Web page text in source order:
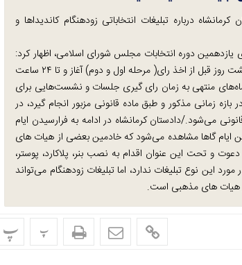
درباره تبلیغات انتخاباتی زودهنگام کاندیداها و
دوره انتخابات مجلس شورای اسلامی، اظهار کرد:
طبق ماده ۵۶ قانون انتخابات فعالیت تبلیغات انتخاباتی نامزدهای نمایندگی هشت روز قبل از اخذ رای( مرحله اول و دوم) آغاز و تا ۲۴ ساعت
منتهی به زمان رای گیری جلسات و نشست‌هایی برای
زمانی مذکور و طبق ماده قانونی مزبور انجام گیرد، در
برخورد قانونی می‌شود./دادستان کرمانشاه در ادامه به فرارسیدن ایام
ایام گاها مشاهده می‌شود که خادمین بعضی از هیات های
و تحت این عنوان اقدام به نصب بنر، پلاکارد، پوستر،
۵۶ قانون انتخابات تصریحی در مورد این نوع تبلیغات ندارد، اما تبلیغات زودهنگام می‌تواند
و هیات های مذهبی است.
پ پ